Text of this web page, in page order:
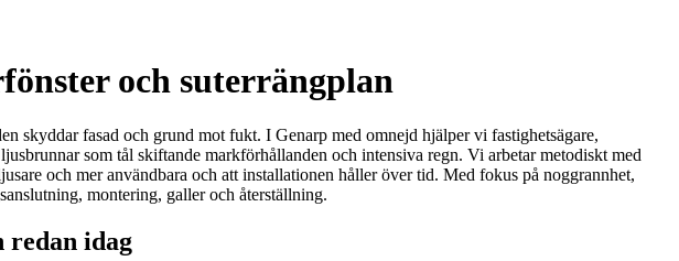
och suterrängplan
skyddar fasad och grund mot fukt. I Genarp med omnejd hjälper vi fastighetsägare,
som tål skiftande markförhållanden och intensiva regn. Vi arbetar metodiskt med
och mer användbara och att installationen håller över tid. Med fokus på noggrannhet,
montering, galler och återställning.
redan idag